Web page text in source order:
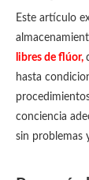
Este artículo
libres de flúor,
hasta
conciencia
sin problemas